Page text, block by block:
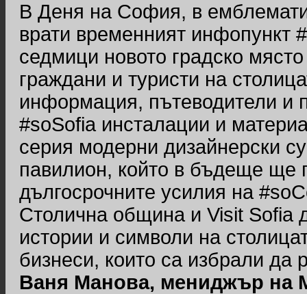
В Деня на София, в
врати временният инфопункт
седмици новото градско
граждани и туристи на
информация, пътеводители и
#soSofia инсталации и
серия модерни дизайнерски
павилион, който в бъдеще ще
дългосрочните усилия на
Столична община и Visit Sofia
истории и символи на
бизнеси, които са избрали да
Ваня Манова, мениджър на